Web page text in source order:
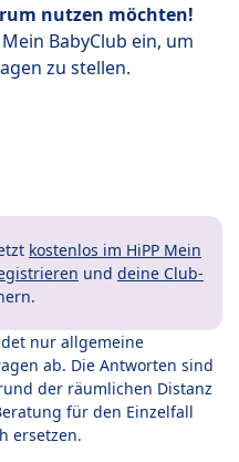
nutzen möchten!
BabyClub ein, um
zu stellen.
kostenlos im HiPP Mein
und deine Club-
nur allgemeine
ab. Die Antworten sind
der räumlichen Distanz
für den Einzelfall
ersetzen.